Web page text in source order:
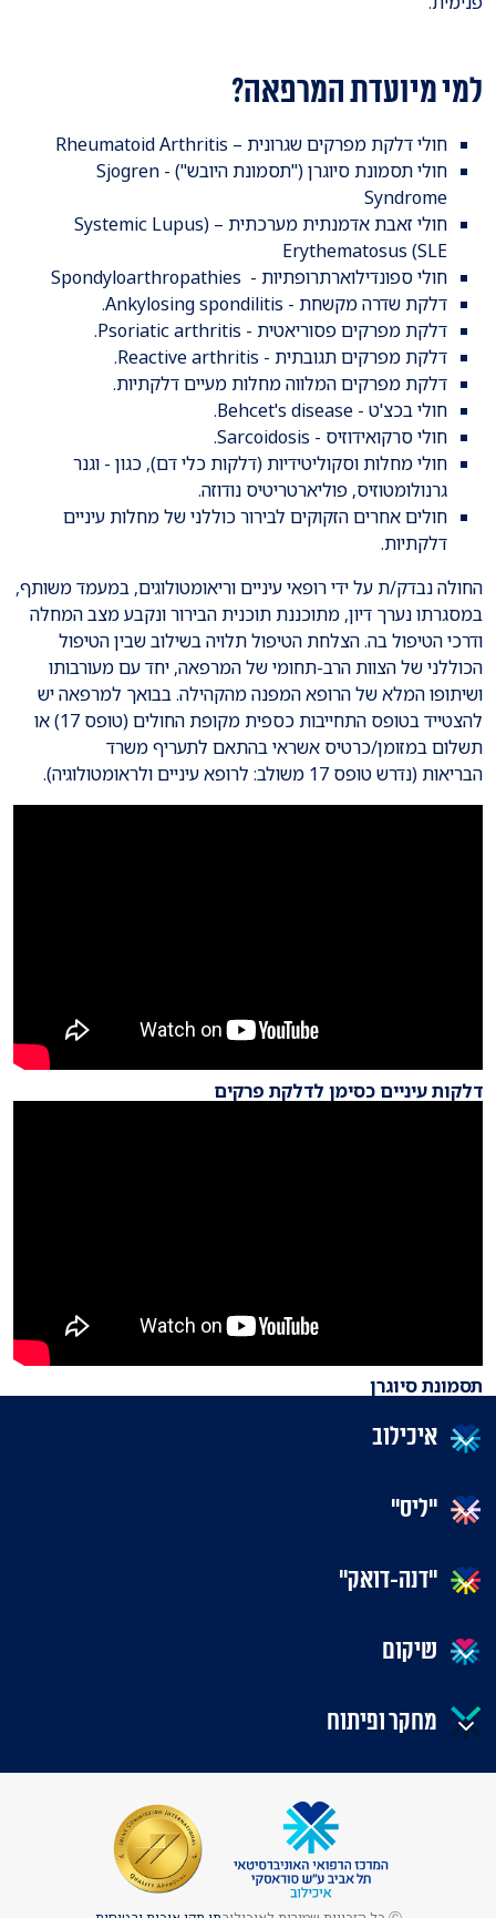
למי מיועדת המרפאה?
חולי דלקת מפרקים שגרונית – Rheumatoid Arthritis
חולי תסמונת סיוגרן ("תסמונת היובש") - Sjogren
Syndrome
חולי זאבת אדמנתית מערכתית – (Systemic Lupus
Erythematosus (SLE
חולי ספונדילוארתרופתיות - Spondyloarthropathies
דלקת שדרה מקשחת - Ankylosing spondilitis.
דלקת מפרקים פסוריאטית - Psoriatic arthritis.
דלקת מפרקים תגובתית - Reactive arthritis.
דלקת מפרקים המלווה מחלות מעיים דלקתיות.
חולי בכצ'ט - Behcet's disease.
חולי סרקואידוזיס - Sarcoidosis.
חולי מחלות וסקוליטידיות (דלקות כלי דם), כגון - וגנר
גרנולומטוזיס, פוליארטריטיס נודוזה.
חולים אחרים הזקוקים לבירור כוללני של מחלות עיניים
דלקתיות.
החולה נבדק/ת על ידי רופאי עיניים וריאומטולוגים, במעמד משותף,
במסגרתו נערך דיון, מתוכננת תוכנית הבירור ונקבע מצב המחלה
ודרכי הטיפול בה. הצלחת הטיפול תלויה בשילוב שבין הטיפול
הכוללני של הצוות הרב-תחומי של המרפאה, יחד עם מעורבותו
ושיתופו המלא של הרופא המפנה מהקהילה. בבואך למרפאה יש
להצטייד בטופס התחייבות כספית מקופת החולים (טופס 17) או
תשלום במזומן/כרטיס אשראי בהתאם לתעריף משרד
הבריאות (נדרש טופס 17 משולב: לרופא עיניים ולראומטולוגיה).
דלקות עיניים כסימן לדלקת פרקים
תסמונת סיוגרן
איכילוב
"ליס"
"דנה-דואק"
שיקום
מחקר ופיתוח